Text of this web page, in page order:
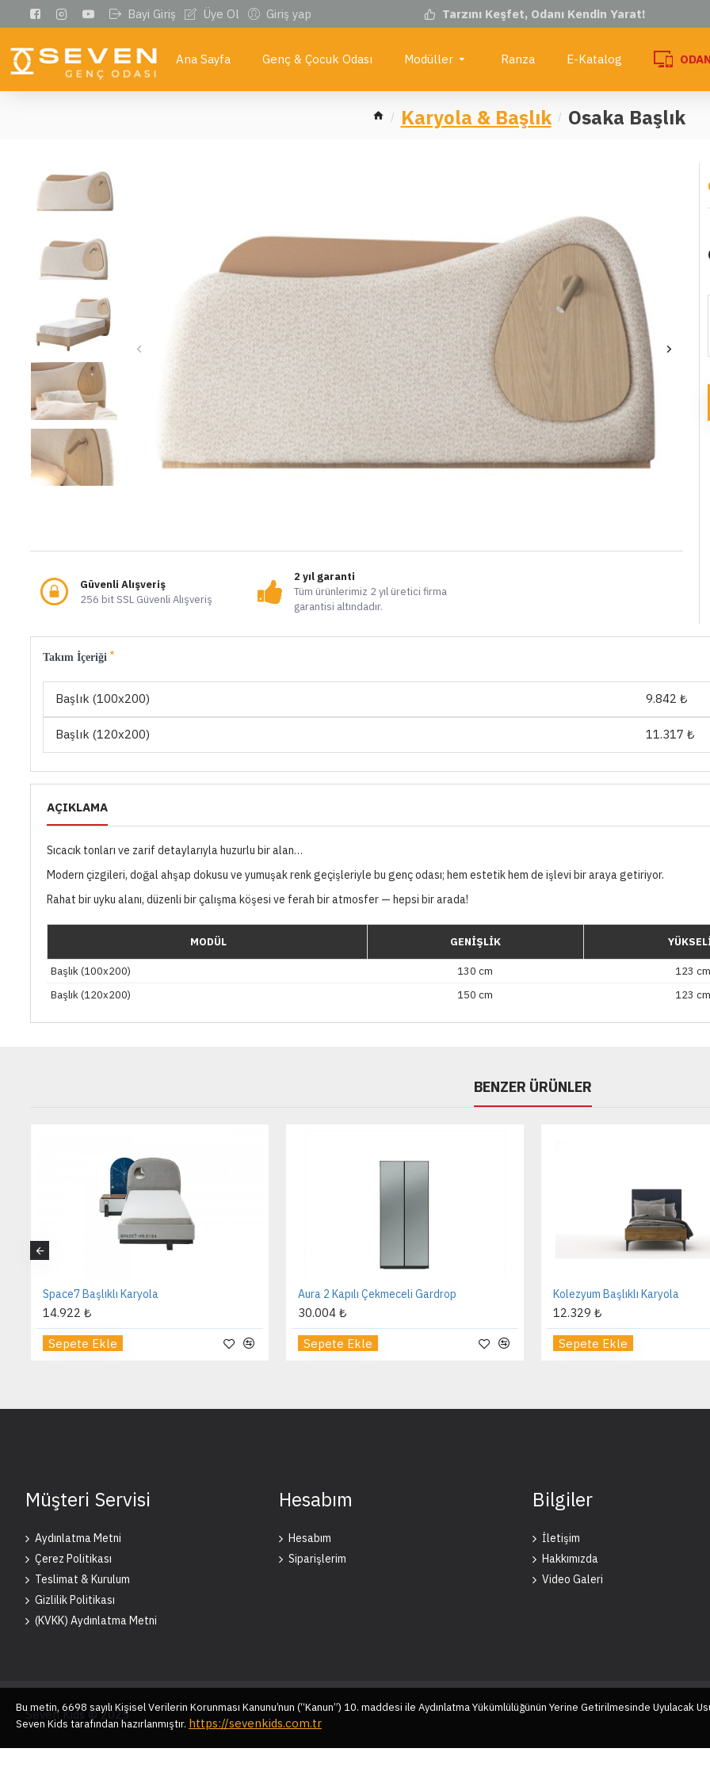
Bayi Giriş Üye Ol Giriş yap Tarzını Keşfet, Odanı Kendin Yarat!
Ana Sayfa Genç & Çocuk Odası Modüller Ranza E-Katalog
Karyola & Başlık Osaka Başlık
Güvenli Alışveriş
256 bit SSL Güvenli Alışveriş
2 yıl garanti
Tüm ürünlerimiz 2 yıl üretici firma
garantisi altındadır.
Takım İçeriği
Başlık (100x200) 9.842 ₺
Başlık (120x200) 11.317 ₺
AÇIKLAMA
Sıcacık tonları ve zarif detaylarıyla huzurlu bir alan…
Modern çizgileri, doğal ahşap dokusu ve yumuşak renk geçişleriyle bu genç odası; hem estetik hem de işlevi bir araya getiriyor.
Rahat bir uyku alanı, düzenli bir çalışma köşesi ve ferah bir atmosfer — hepsi bir arada!
MODÜL GENİŞLİK
Başlık (100x200) 130 cm 123 cm
Başlık (120x200)
150 cm 123 cm
BENZER ÜRÜNLER
Space7 Başlıklı Karyola
14.922 ₺
Sepete Ekle
Aura 2 Kapılı Çekmeceli Gardrop
30.004 ₺
Sepete Ekle
Kolezyum Başlıklı Karyola
12.329 ₺
Sepete Ekle
Müşteri Servisi
Aydınlatma Metni
Çerez Politikası
Teslimat & Kurulum
Gizlilik Politikası
(KVKK) Aydınlatma Metni
Hesabım
Hesabım
Siparişlerim
Bilgiler
İletişim
Hakkımızda
Video Galeri
Seven Kids © 2025
Bu metin, 6698 sayılı Kişisel Verilerin Korunması Kanunu’nun (“Kanun”) 10. maddesi ile Aydınlatma Yükümlülüğünün Yerine Getirilmesinde Uyulacak
Seven Kids tarafından hazırlanmıştır. https://sevenkids.com.tr